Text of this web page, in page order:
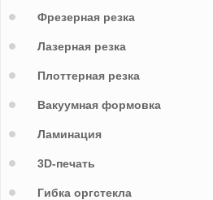
Фрезерная резка
Лазерная резка
Плоттерная резка
Вакуумная формовка
Ламинация
3D-печать
Гибка оргстекла